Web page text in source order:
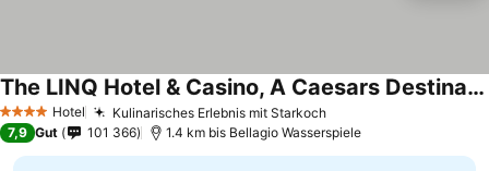
4 Sterne Hotel Kulinarisches Erlebnis mit Starkoch
The LINQ Hotel & Casino, A Caesars Destination
7,9 Gut 101 366 1.4 km bis Bellagio Wasserspiele